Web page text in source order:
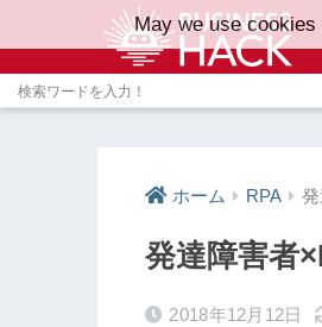
ホーム RPA
発達障害者
2018年12月12日
May we use